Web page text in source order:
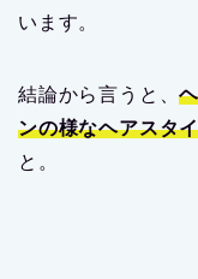
います。
結論から言うと、
ンの様なヘアスタ
と。